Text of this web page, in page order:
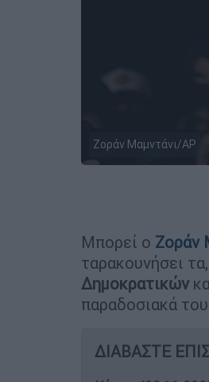
Ζοράν Μαμντάνι/AP
Μπορεί ο Ζοράν
ταρακουνήσει
Δημοκρατικών
παραδοσιακά
ΔΙΑΒΑΣΤΕ